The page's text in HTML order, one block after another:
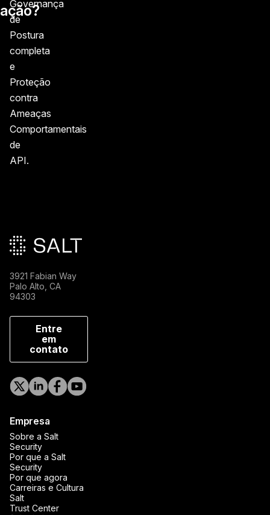
ação?
Governança
de
Postura
completa
e
Proteção
contra
Ameaças
Comportamentais
de
API.
3921 Fabian Way
Palo Alto, CA
94303
Entre
em
contato
Empresa
Sobre a Salt
Security
Por que a Salt
Security
Por que agora
Carreiras e Cultura
Salt
Trust Center